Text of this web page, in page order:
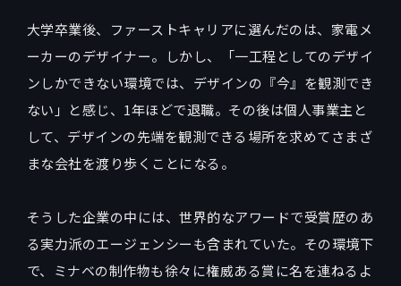
大学卒業後、ファーストキャリアに選んだのは、家電メ
ーカーのデザイナー。しかし、「一工程としてのデザイ
ンしかできない環境では、デザインの『今』を観測でき
ない」と感じ、1年ほどで退職。その後は個人事業主と
して、デザインの先端を観測できる場所を求めてさまざ
まな会社を渡り歩くことになる。
そうした企業の中には、世界的なアワードで受賞歴のあ
る実力派のエージェンシーも含まれていた。その環境下
で、ミナベの制作物も徐々に権威ある賞に名を連ねるよ